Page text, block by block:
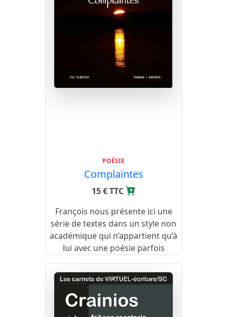
POÉSIE
Complaintes
15 € TTC
François nous présente ici une
série de textes dans un style non
académique qui n’appartient qu’à
lui avec une poésie parfois